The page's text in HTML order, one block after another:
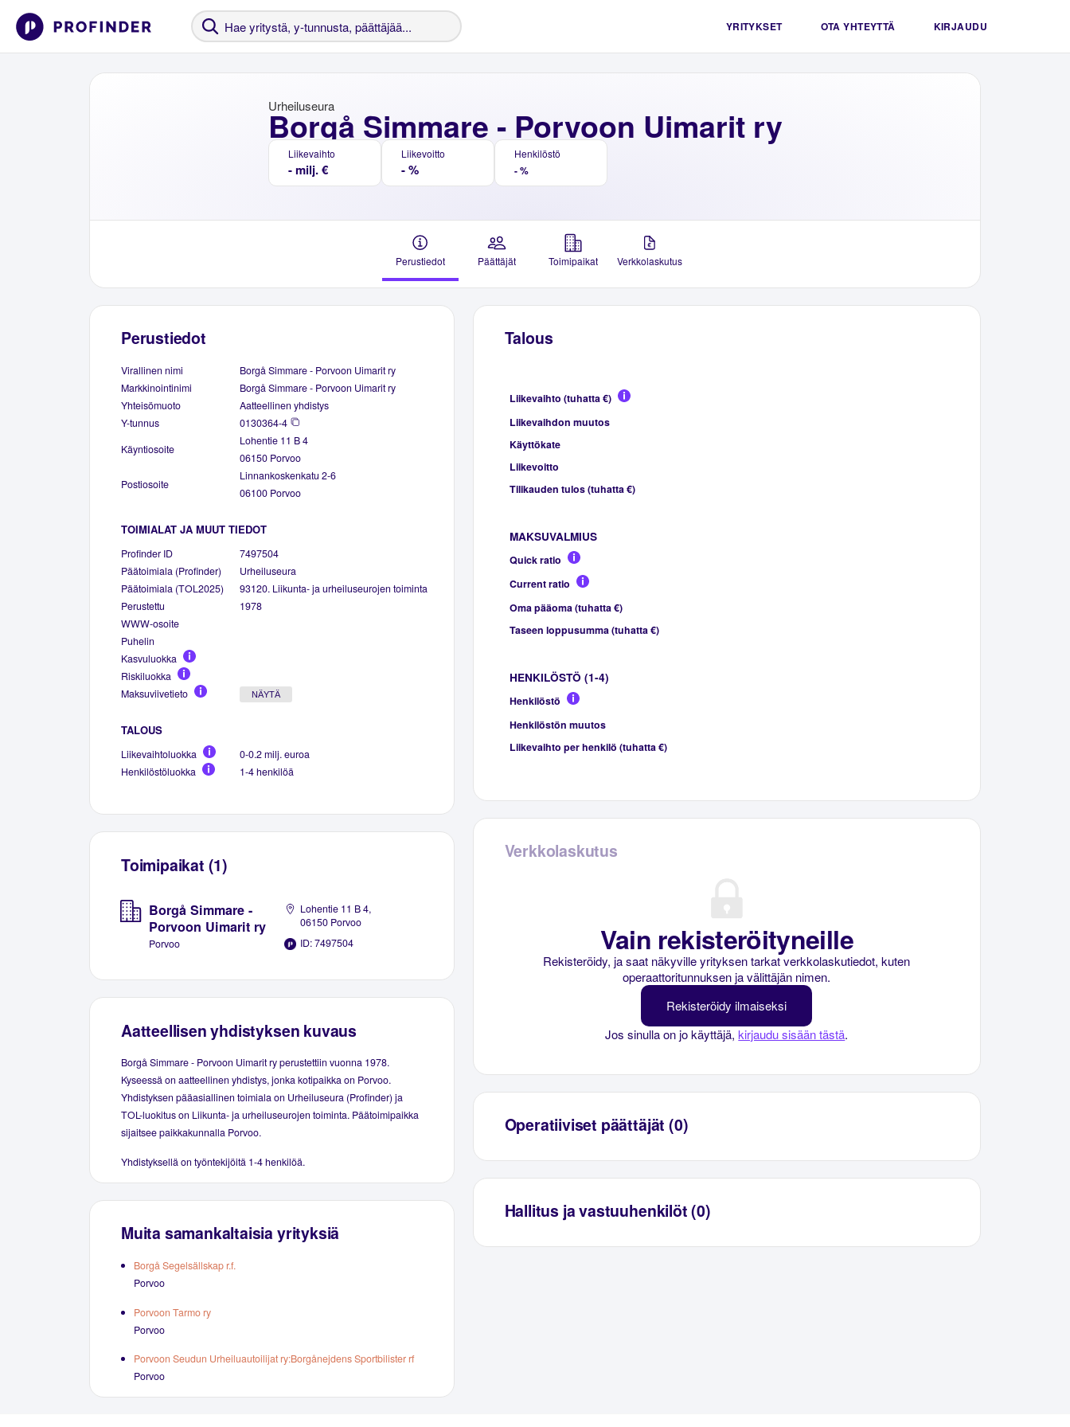
YRITYKSET OTA YHTEYTTÄ KIRJAUDU
Borgå Simmare - Porvoon Uimarit ry
Urheiluseura
Liikevaihto
- milj. €
Liikevoitto
- %
Henkilöstö
- %
Perustiedot Päättäjät Toimipaikat Verkkolaskutus
Perustiedot
Virallinen nimi
Borgå Simmare - Porvoon Uimarit ry
Markkinointinimi
Borgå Simmare - Porvoon Uimarit ry
Yhteisömuoto
Aatteellinen yhdistys
Y-tunnus
0130364-4
Käyntiosoite
Lohentie 11 B 4
06150 Porvoo
Postiosoite
Linnankoskenkatu 2-6
06100 Porvoo
TOIMIALAT JA MUUT TIEDOT
Profinder ID
7497504
Päätoimiala (Profinder)
Urheiluseura
Päätoimiala (TOL2025)
93120. Liikunta- ja urheiluseurojen toiminta
Perustettu
1978
WWW-osoite
Puhelin
Kasvuluokka
Riskiluokka
Maksuviivetieto
NÄYTÄ
TALOUS
Liikevaihtoluokka
0-0.2 milj. euroa
Henkilöstöluokka
1-4 henkilöä
Toimipaikat (1)
Borgå Simmare -
Porvoon Uimarit ry
Porvoo
Lohentie 11 B 4,
06150 Porvoo
ID: 7497504
Aatteellisen yhdistyksen kuvaus
Borgå Simmare - Porvoon Uimarit ry perustettiin vuonna 1978.
Kyseessä on aatteellinen yhdistys, jonka kotipaikka on Porvoo.
Yhdistyksen pääasiallinen toimiala on Urheiluseura (Profinder) ja
TOL-luokitus on Liikunta- ja urheiluseurojen toiminta. Päätoimipaikka
sijaitsee paikkakunnalla Porvoo.
Yhdistyksellä on työntekijöitä 1-4 henkilöä.
Muita samankaltaisia yrityksiä
Borgå Segelsällskap r.f.
Porvoo
Porvoon Tarmo ry
Porvoo
Porvoon Seudun Urheiluautoilijat ry:Borgånejdens Sportbilister rf
Porvoo
Talous
Liikevaihto (tuhatta €)
Liikevaihdon muutos
Käyttökate
Liikevoitto
Tilikauden tulos (tuhatta €)
MAKSUVALMIUS
Quick ratio
Current ratio
Oma pääoma (tuhatta €)
Taseen loppusumma (tuhatta €)
HENKILÖSTÖ (1-4)
Henkilöstö
Henkilöstön muutos
Liikevaihto per henkilö (tuhatta €)
Verkkolaskutus
Vain rekisteröityneille
Rekisteröidy, ja saat näkyville yrityksen tarkat verkkolaskutiedot, kuten
operaattoritunnuksen ja välittäjän nimen.
Rekisteröidy ilmaiseksi
Jos sinulla on jo käyttäjä,kirjaudu sisään tästä.
Operatiiviset päättäjät (0)
Hallitus ja vastuuhenkilöt (0)